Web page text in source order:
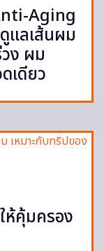
Aging
แลเส้นผม
ง ผม
เดียว
ห้คุ้มครอง